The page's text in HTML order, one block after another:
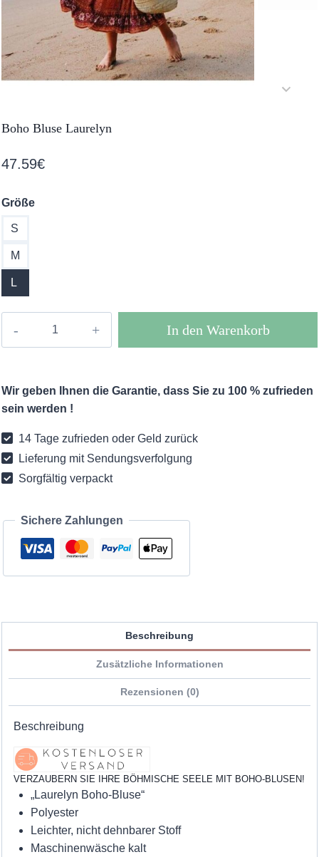
Boho Bluse Laurelyn
47.59€
Größe
S
M
L
In den Warenkorb
Wir geben Ihnen die Garantie, dass Sie zu 100 % zufrieden
sein werden !
14 Tage zufrieden oder Geld zurück
Lieferung mit Sendungsverfolgung
Sorgfältig verpackt
Sichere Zahlungen
Beschreibung
Zusätzliche Informationen
Rezensionen (0)
Beschreibung
VERZAUBERN SIE IHRE BÖHMISCHE SEELE MIT BOHO-BLUSEN!
„Laurelyn Boho-Bluse“
Polyester
Leichter, nicht dehnbarer Stoff
Maschinenwäsche kalt